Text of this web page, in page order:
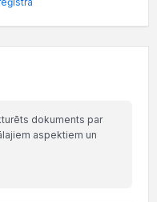
dokuments par
aspektiem un